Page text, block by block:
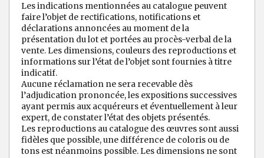
Les indications mentionnées au catalogue peuvent
faire l’objet de rectifications, notifications et
déclarations annoncées au moment de la
présentation du lot et portées au procès-verbal de la
vente. Les dimensions, couleurs des reproductions et
informations sur l’état de l’objet sont fournies à titre
indicatif.
Aucune réclamation ne sera recevable dès
l’adjudication prononcée, les expositions successives
ayant permis aux acquéreurs et éventuellement à leur
expert, de constater l’état des objets présentés.
Les reproductions au catalogue des œuvres sont aussi
fidèles que possible, une différence de coloris ou de
tons est néanmoins possible. Les dimensions ne sont